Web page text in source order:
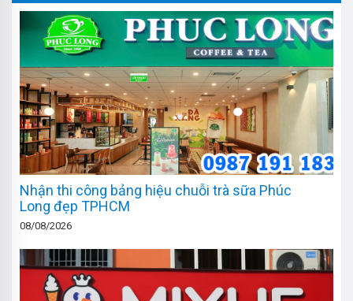
Nhận thi công bảng hiệu chuỗi trà sữa Phúc
Long đẹp TPHCM
08/08/2026